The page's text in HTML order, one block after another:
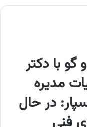
با دکتر
مدیره
در حال